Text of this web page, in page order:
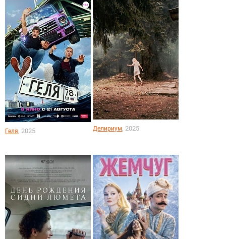
Геля, 2025 Делириум, 2025